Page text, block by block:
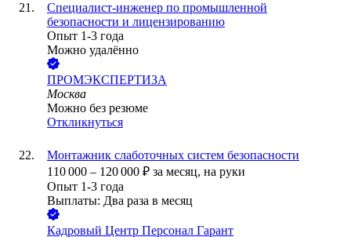
Специалист-инженер по промышленной
безопасности и лицензированию
Опыт 1-3 года
Можно удалённо
ПРОМЭКСПЕРТИЗА
Москва
Можно без резюме
Откликнуться
Монтажник слаботочных систем безопасности
110 000 – 120 000 ₽ за месяц, на руки
Опыт 1-3 года
Выплаты: Два раза в месяц
Кадровый Центр Персонал Гарант